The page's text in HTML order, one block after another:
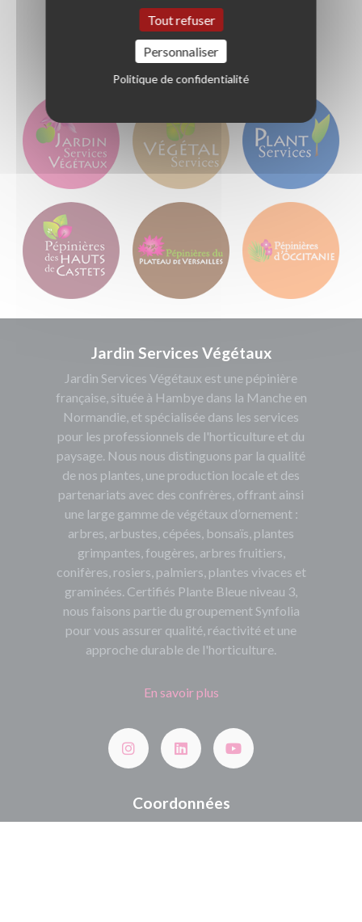
Jardin Services Végétaux
- Nos dernières actualités -
Jardin Services Végétaux
Jardin Services Végétaux est une pépinière
française, située à Hambye dans la Manche en
Normandie, et spécialisée dans les services
pour les professionnels de l'horticulture et du
paysage. Nous nous distinguons par la qualité
de nos plantes, une production locale et des
partenariats avec des confrères, offrant ainsi
une large gamme de végétaux d’ornement :
arbres, arbustes, cépées, bonsaïs, plantes
grimpantes, fougères, arbres fruitiers,
conifères, rosiers, palmiers, plantes vivaces et
graminées. Certifiés Plante Bleue niveau 3,
nous faisons partie du groupement Synfolia
pour vous assurer qualité, réactivité et une
approche durable de l'horticulture.
En savoir plus
Coordonnées
Tout refuser
Personnaliser
Politique de confidentialité